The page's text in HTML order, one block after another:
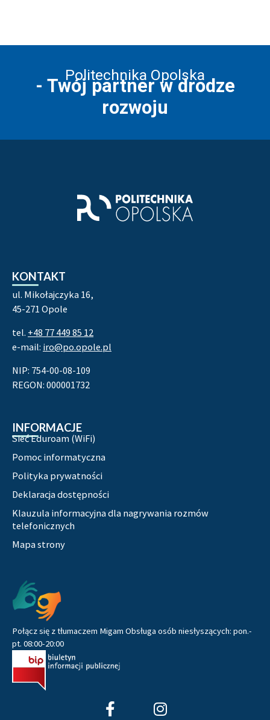
Politechnika Opolska
- Twój partner w drodze
rozwoju
KONTAKT
ul. Mikołajczyka 16,
45-271 Opole
tel. +48 77 449 85 12
e-mail: iro@po.opole.pl
NIP: 754-00-08-109
REGON: 000001732
INFORMACJE
Sieć Eduroam (WiFi)
Pomoc informatyczna
Polityka prywatności
Deklaracja dostępności
Klauzula informacyjna dla nagrywania rozmów
telefonicznych
Mapa strony
Pozostałe
Połącz się z tłumaczem Migam Obsługa osób niesłyszących: pon.-
pt. 08:00-20:00
F
a
I
n